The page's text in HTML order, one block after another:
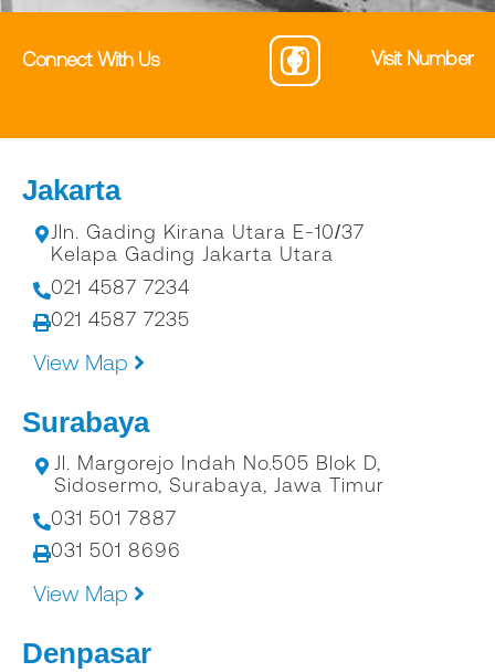
Connect With Us Visit Number
Jakarta
Jln. Gading Kirana Utara E-10/37
Kelapa Gading Jakarta Utara
021 4587 7234
021 4587 7235
View Map
Surabaya
Jl. Margorejo Indah No.505 Blok D,
Sidosermo, Surabaya, Jawa Timur
031 501 7887
031 501 8696
View Map
Denpasar